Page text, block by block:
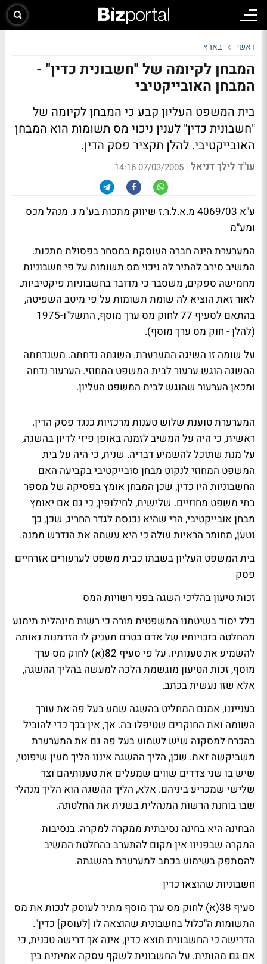
ראשי בארץ
המבחן לקיומה של "חשבונית כדין" -
המבחן האובייקטיבי
בית המשפט העליון קבע כי המבחן לקיומה של
"חשבונית כדין" לענין ניכוי מס תשומות הוא המבחן
האובייקטיבי. להלן תקציר פסק הדין.
עו"ד לילך דניאל |
07/03/2005 14:16
ע"א 4069/03 מ.א.ל.ר.ז שיווק מתכות בע"מ נ. מנהל מכס
ומע"מ
המערערת הינה חברה העוסקת במסחר בפסולת מתכות.
המשיב סירב להתיר לה ניכוי מס תשומות על פי חשבוניות
מחמישה ספקים, משסבר כי מדובר בחשבוניות פיקטיביות.
לאור זאת הוציא לה שומת תשומות על פי מיטב השפיטה,
בהתאם לסעיף 77 לחוק מס ערך מוסף, התשל"ו-1975
(להלן - חוק מס ערך מוסף).
על שומה זו השיגה המערערת. השגתה נדחתה. משנדחתה
ההשגה הוגש ערעור לבית המשפט המחוזי. הערעור נדחה
ומכאן הערעור שהוגש לבית המשפט העליון.
המערערת טוענת שלוש טענות מרכזיות כנגד פסק הדין.
ראשית, כי היה על המשיב לזמנה באופן פיזי לדיון בהשגה,
על מנת שתוכל להשמיע דבריה. שנית, כי היה על בית
המשפט המחוזי לנקוט מבחן סובייקטיבי בקביעה האם
החשבוניות היו כדין, שכן המבחן אומץ בפסיקה של מספר
בתי משפט מחוזיים. שלישית, לחילופין, כי גם אם יאומץ
מבחן אובייקטיבי, הרי שהיא נכנסת לגדר החריג, שכן, כך
נטען, מחומר הראיות עולה כי היא עשתה את הנדרש ממנה.
בית המשפט העליון בשבתו כבית משפט לערעורים אזרחיים
פסק
זכות טיעון בהליכי השגה בפני רשויות המס
כלל יסוד בשיטתנו המשפטית מורה כי רשות מינהלית תימנע
מהחלטה בזכויותיו של אדם בטרם תעניק לו הזדמנות נאותה
להשמיע את טענותיו. על פי סעיף 82(א) לחוק מס ערך
מוסף, זכות הטיעון מוגשמת הלכה למעשה בהליך ההשגה,
אלא שזו נעשית בכתב.
בענייננו, אמנם המחליט בהשגה שמע בעל פה את עורך
השומה ואת החוקרים שטיפלו בה. אך, אין בכך כדי להוביל
בהכרח למסקנה שיש לשמוע בעל פה גם את המערערת
משביקשה זאת. שכן, הליך ההשגה איננו הליך מעין שיפוטי,
שיש בו שני צדדים שווים שמעלים את טענותיהם וצד
שלישי שמכריע ביניהם. אלא, הליך ההשגה הוא הליך מנהלי
שבו בוחנת הרשות המנהלית בשנית את החלטתה.
הבחינה היא בחינה נסיבתית ממקרה למקרה. בנסיבות
המקרה שבפנינו אין מקום להתערב בהחלטת המשיב
להסתפק בשימוע בכתב למערערת בהשגתה.
חשבוניות שהוצאו כדין
סעיף 38(א) לחוק מס ערך מוסף מתיר לעוסק לנכות את מס
התשומות ה"כלול בחשבונית שהוצאה לו [לעוסק] כדין".
הדרישה כי החשבונית תוצא כדין, אינה אך דרישה טכנית, כי
אם גם מהותית. על החשבונית לשקף עסקה אמיתית בין